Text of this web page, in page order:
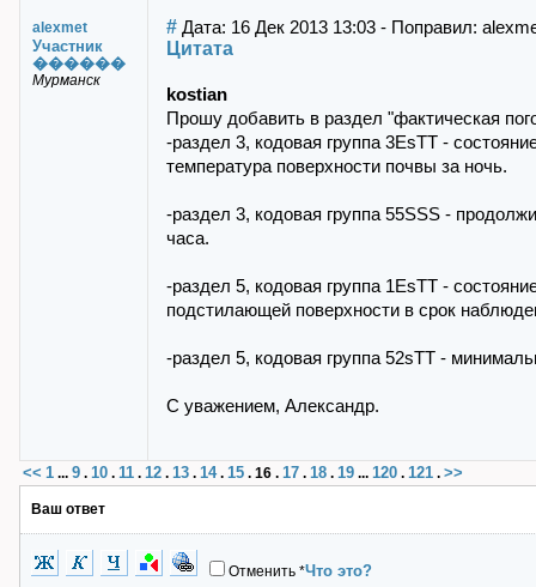
alexmet
Участник
������
Мурманск
# Дата: 16 Дек 2013 13:03 - Поправил:
Цитата
kostian
Прошу добавить в раздел "фактическая
-раздел 3, кодовая группа 3EsTT -
температура поверхности почвы за ночь.
-раздел 3, кодовая группа 55SSS -
часа.
-раздел 5, кодовая группа 1EsTT -
подстилающей поверхности в срок
-раздел 5, кодовая группа 52sTT -
С уважением, Александр.
<< 1 ... 9 . 10 . 11 . 12 . 13 . 14. 15 . 16 . 17 . 18 . 19 ... 120 . 121 . >>
Ваш ответ
Отменить *Что это?